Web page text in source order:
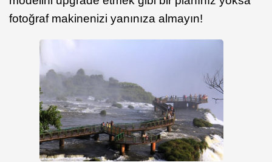
fotoğraf makinenizi yanınıza almayın!